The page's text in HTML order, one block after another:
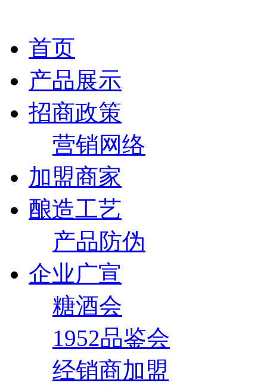
首页
产品展示
招商政策
营销网络
加盟商家
酿造工艺
产品防伪
企业广宣
糖酒会
1952品鉴会
经销商加盟